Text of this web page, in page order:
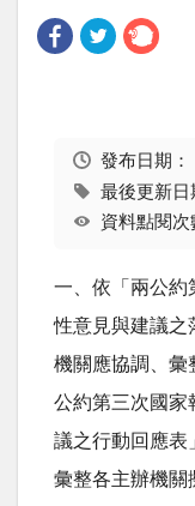
發布日期：
最後更新
資料點閱
一、依「兩公約
性意見與建議之
機關應協調、彙
公約第三次國家
議之行動回應表
彙整各主辦機關